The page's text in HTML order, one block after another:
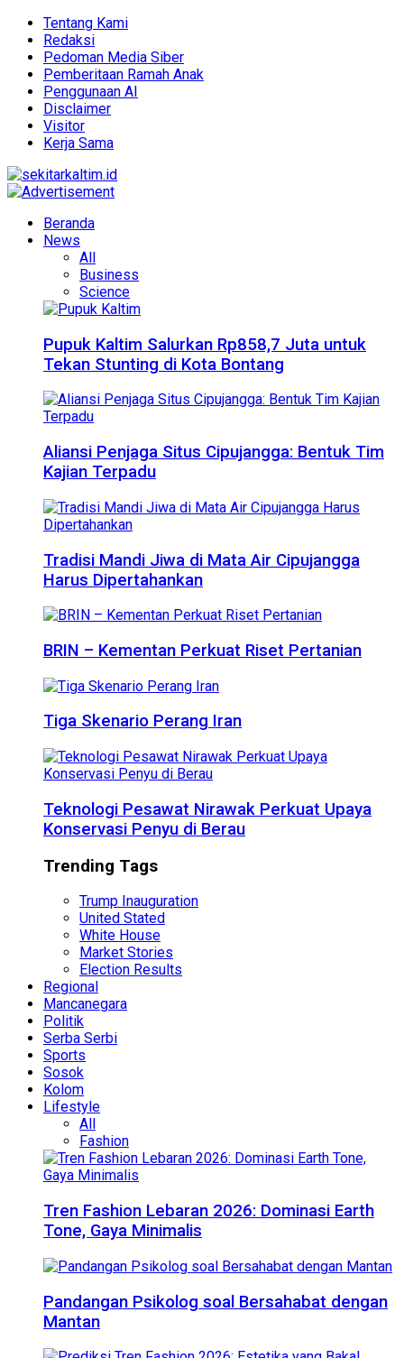
Tentang Kami
Redaksi
Pedoman Media Siber
Pemberitaan Ramah Anak
Penggunaan AI
Disclaimer
Visitor
Kerja Sama
Beranda
News
All
Business
Science
Pupuk Kaltim Salurkan Rp858,7 Juta untuk
Tekan Stunting di Kota Bontang
Aliansi Penjaga Situs Cipujangga: Bentuk Tim
Kajian Terpadu
Tradisi Mandi Jiwa di Mata Air Cipujangga
Harus Dipertahankan
BRIN – Kementan Perkuat Riset Pertanian
Tiga Skenario Perang Iran
Teknologi Pesawat Nirawak Perkuat Upaya
Konservasi Penyu di Berau
Trending Tags
Trump Inauguration
United Stated
White House
Market Stories
Election Results
Regional
Mancanegara
Politik
Serba Serbi
Sports
Sosok
Kolom
Lifestyle
All
Fashion
Tren Fashion Lebaran 2026: Dominasi Earth
Tone, Gaya Minimalis
Pandangan Psikolog soal Bersahabat dengan
Mantan